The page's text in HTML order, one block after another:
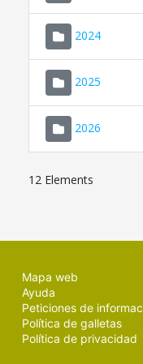
2024
2025
2026
12 Elements
Mapa web
Ayuda
Peticiones de
Política de galletas
Política de privacidad